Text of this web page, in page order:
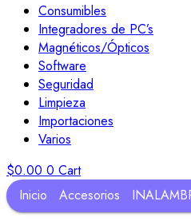
Consumibles
Integradores de PC’s
Magnéticos/Ópticos
Software
Seguridad
Limpieza
Importaciones
Varios
$0.00 0 Cart
Inicio
Accesorios